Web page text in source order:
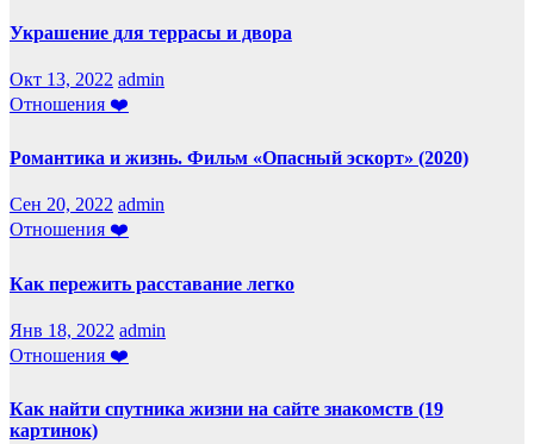
Украшение для террасы и двора
Окт 13, 2022 admin
Отношения ❤️
Романтика и жизнь. Фильм «Опасный эскорт» (2020)
Сен 20, 2022 admin
Отношения ❤️
Как пережить расставание легко
Янв 18, 2022 admin
Отношения ❤️
Как найти спутника жизни на сайте знакомств (19
картинок)